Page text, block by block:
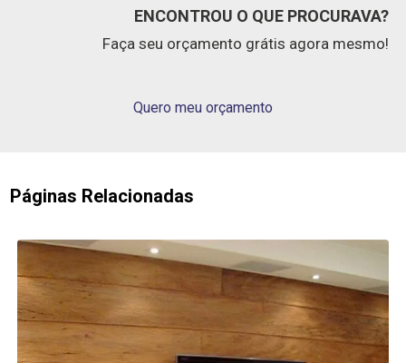
ENCONTROU O QUE PROCURAVA?
Faça seu orçamento grátis agora mesmo!
Quero meu orçamento
Páginas Relacionadas